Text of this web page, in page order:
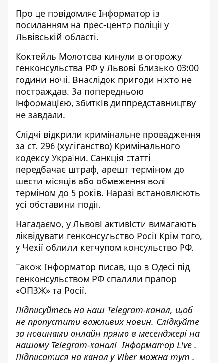
Про це повідомляє Інформатор із
посиланням на прес-центр поліції у
Львівській області.
Коктейль Молотова кинули в огорожу
генконсульства РФ у Львові близько 03:00
години ночі. Внаслідок пригоди ніхто не
постраждав. За попередньою
інформацією, збитків диппредставництву
не завдали.
Слідчі відкрили кримінальне провадження
за ст. 296 (хуліганство) Кримінального
кодексу України. Санкція статті
передбачає штраф, арешт терміном до
шести місяців або обмеження волі
терміном до 5 років. Наразі встановлюють
усі обставини події.
Нагадаємо, у Львові активісти вимагають
ліквідувати генконсульство Росії Крім того,
у Чехії облили кетчупом консульство РФ.
Також Інформатор писав, що в Одесі під
генконсульством РФ спалили прапор
«ОПЗЖ» та Росії.
Підписуйтесь на наш Telegram-канал, щоб
не пропустити важливих новин. Слідкуйте
за новинами онлайн прямо в месенджері на
нашому Telegram-каналіІнформатор Live .
Підписатися на канал у Viber можна тут .